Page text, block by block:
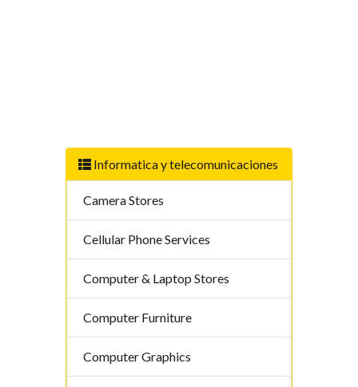
Informatica y telecomunicaciones
Camera Stores
Cellular Phone Services
Computer & Laptop Stores
Computer Furniture
Computer Graphics